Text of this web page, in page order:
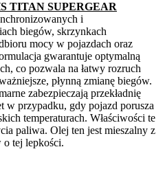
TITAN SUPERGEAR
i
biegów, skrzynkach
mocy w pojazdach oraz
gwarantuje optymalną
co pozwala na łatwy rozruch
płynną zmianę biegów.
zabezpieczają przekładnię
w przypadku, gdy pojazd porusza
temperaturach. Właściwości te
paliwa. Olej ten jest mieszalny z
tej lepkości.